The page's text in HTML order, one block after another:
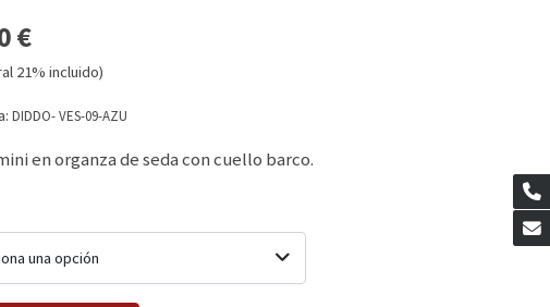
€
21% incluido)
DIDDO- VES-09-AZU
en organza de seda con cuello barco.
una opción